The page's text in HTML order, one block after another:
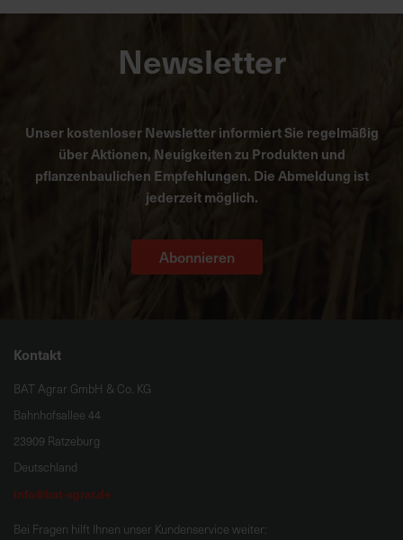
Newsletter
Unser kostenloser Newsletter informiert Sie regelmäßig
über Aktionen, Neuigkeiten zu Produkten und
pflanzenbaulichen Empfehlungen. Die Abmeldung ist
jederzeit möglich.
Abonnieren
Kontakt
BAT Agrar GmbH & Co. KG
Bahnhofsallee 44
23909 Ratzeburg
Deutschland
info@bat-agrar.de
Bei Fragen hilft Ihnen unser Kundenservice weiter: